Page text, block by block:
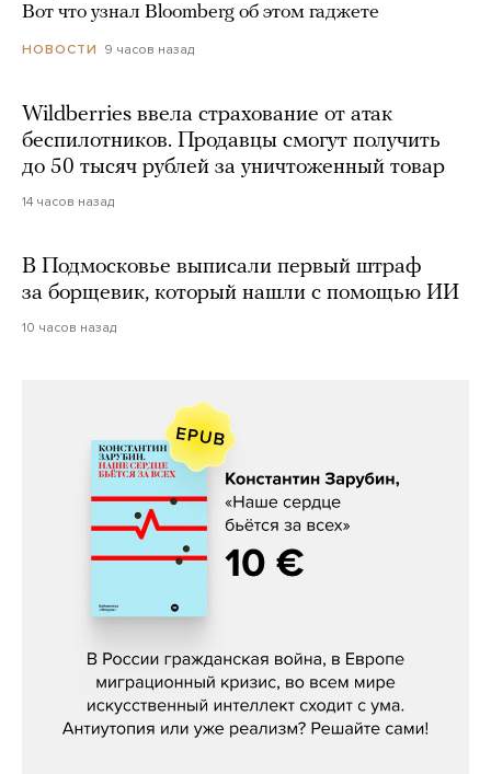
Вот что узнал Bloomberg об этом гаджете
НОВОСТИ 9 часов назад
Wildberries ввела страхование от атак
беспилотников. Продавцы смогут получить
до 50 тысяч рублей за уничтоженный товар
14 часов назад
В Подмосковье выписали первый штраф
за борщевик, который нашли с помощью ИИ
10 часов назад
Константин Зарубин, «Наше сердце